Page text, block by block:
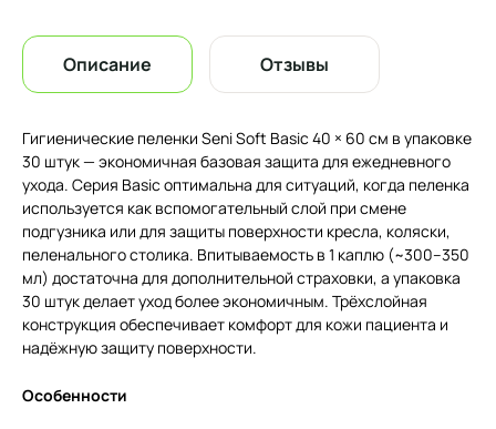
Описание Отзывы
Гигиенические пеленки Seni Soft Basic 40 × 60 см в упаковке
30 штук — экономичная базовая защита для ежедневного
ухода. Серия Basic оптимальна для ситуаций, когда пеленка
используется как вспомогательный слой при смене
подгузника или для защиты поверхности кресла, коляски,
пеленального столика. Впитываемость в 1 каплю (~300–350
мл) достаточна для дополнительной страховки, а упаковка
30 штук делает уход более экономичным. Трёхслойная
конструкция обеспечивает комфорт для кожи пациента и
надёжную защиту поверхности.
Особенности